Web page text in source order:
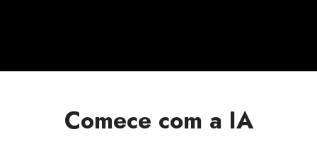
Comece com a IA